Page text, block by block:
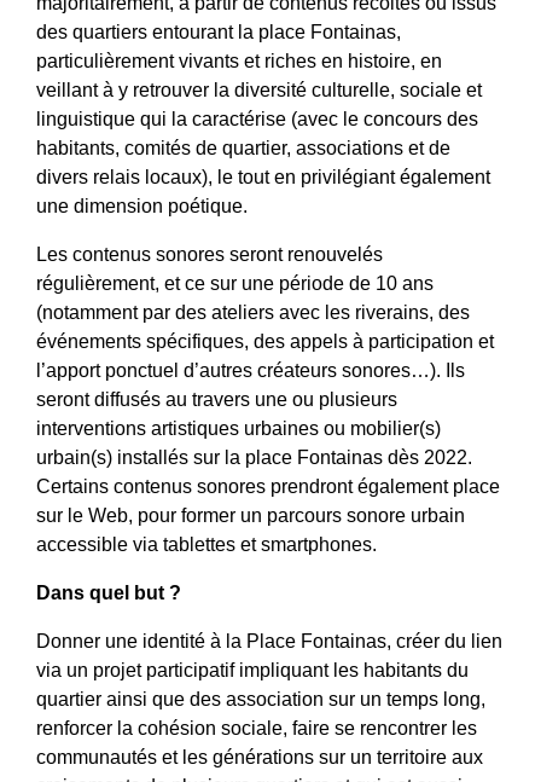
des quartiers entourant la place Fontainas,
particulièrement vivants et riches en histoire, en
veillant à y retrouver la diversité culturelle, sociale et
linguistique qui la caractérise (avec le concours des
habitants, comités de quartier, associations et de
divers relais locaux), le tout en privilégiant également
une dimension poétique.
Les contenus sonores seront renouvelés
régulièrement, et ce sur une période de 10 ans
(notamment par des ateliers avec les riverains, des
événements spécifiques, des appels à participation et
l’apport ponctuel d’autres créateurs sonores…). Ils
seront diffusés au travers une ou plusieurs
interventions artistiques urbaines ou mobilier(s)
urbain(s) installés sur la place Fontainas dès 2022.
Certains contenus sonores prendront également place
sur le Web, pour former un parcours sonore urbain
accessible via tablettes et smartphones.
Dans quel but ?
Donner une identité à la Place Fontainas, créer du lien
via un projet participatif impliquant les habitants du
quartier ainsi que des association sur un temps long,
renforcer la cohésion sociale, faire se rencontrer les
communautés et les générations sur un territoire aux